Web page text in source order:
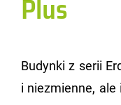
Plus
Bu­dyn­ki z serii
i nie­zmien­ne,